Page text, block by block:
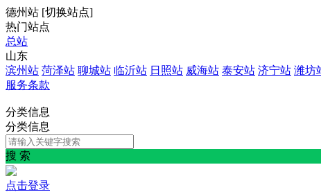
德州站 [切换站点]
热门站点
总站
山东
滨州站 菏泽站 聊城站 临沂站 日照站 威海站 泰安站 济宁站 潍坊
服务条款
分类信息
分类信息
搜 索
点击登录